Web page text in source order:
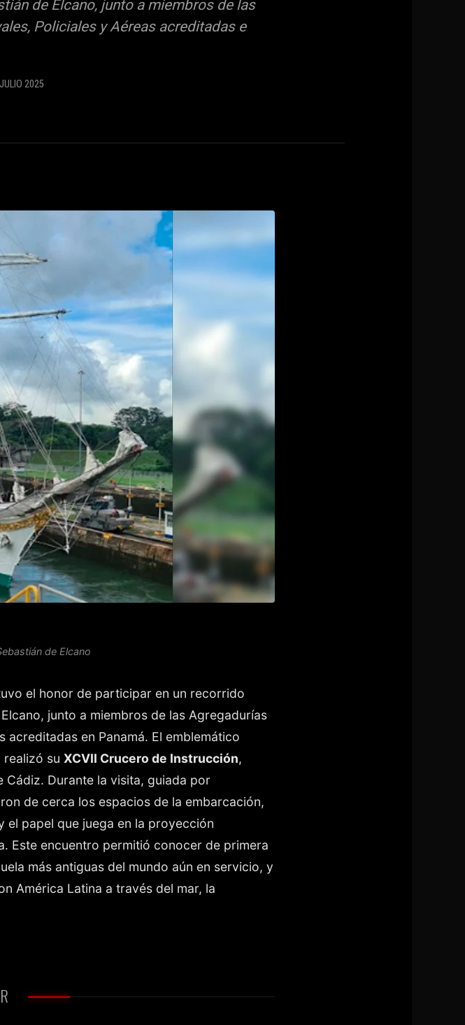
de Elcano, junto a miembros de las
Policiales y Aéreas acreditadas e
2025
de Elcano
el honor de participar en un recorrido
junto a miembros de las Agregadurías
acreditadas en Panamá. El emblemático
su XCVII Crucero de Instrucción,
Cádiz. Durante la visita, guiada por
de cerca los espacios de la embarcación,
el papel que juega en la proyección
Este encuentro permitió conocer de primera
más antiguas del mundo aún en servicio, y
América Latina a través del mar, la